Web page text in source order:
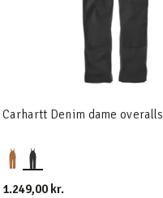
Carhartt Denim dame overalls
1.249,00 kr.